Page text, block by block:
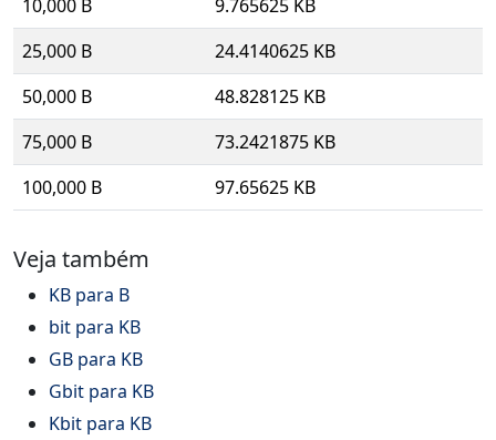
10,000 B
9.765625 KB
25,000 B
24.4140625 KB
50,000 B
48.828125 KB
75,000 B
73.2421875 KB
100,000 B
97.65625 KB
Veja também
KB para B
bit para KB
GB para KB
Gbit para KB
Kbit para KB